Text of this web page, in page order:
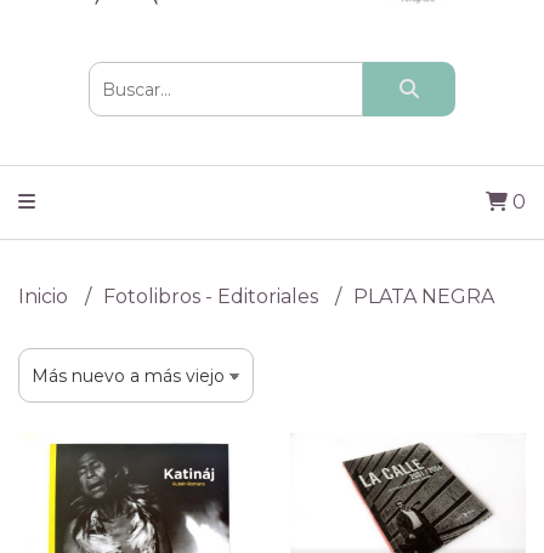
0
Inicio Fotolibros - Editoriales PLATA NEGRA